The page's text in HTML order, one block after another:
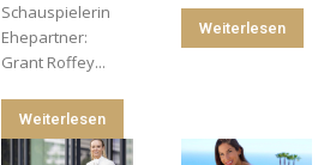
Schauspielerin
Ehepartner:
Grant Roffey...
Weiterlesen
Weiterlesen